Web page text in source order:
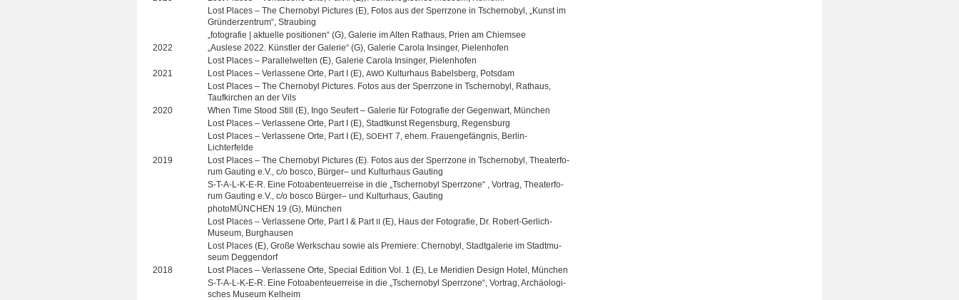
Lost Pla­ces – The Cher­no­byl Pic­tures (E), Fotos aus der Sperr­zone in Tscher­no­byl, „Kunst im
Grün­der­zen­trum“, Straubing
„foto­gra­fie | aktu­elle posi­tio­nen“ (G), Gale­rie im Alten Rat­haus, Prien am Chiemsee
2022
„Aus­lese 2022. Künst­ler der Gale­rie“ (G), Gale­rie Carola Insin­ger, Pielenhofen
Lost Pla­ces – Par­al­lel­wel­ten (E), Gale­rie Carola Insin­ger, Pielenhofen
2021
Lost Pla­ces – Ver­las­sene Orte, Part I (E), AWO Kul­tur­haus Babels­berg, Potsdam
Lost Pla­ces – The Cher­no­byl Pic­tures. Fotos aus der Sperr­zone in Tscher­no­byl, Rat­haus,
Tauf­kir­chen an der Vils
2020
When Time Stood Still (E), Ingo Seu­fert – Gale­rie für Foto­gra­fie der Gegen­wart, München
Lost Pla­ces – Ver­las­sene Orte, Part I (E), Stadt­kunst Regens­burg, Regensburg
Lost Pla­ces – Ver­las­sene Orte, Part I (E), SOEHT 7, ehem. Frau­en­ge­fäng­nis, Berlin-
Lichterfelde
2019
Lost Pla­ces – The Cher­no­byl Pic­tures (E). Fotos aus der Sperr­zone in Tscher­no­byl, Thea­ter­fo­
rum Gau­ting e.V., c/o bosco, Bür­ger– und Kul­tur­haus Gauting
S-T-A-L-K-E-R. Eine Foto­aben­teu­er­reise in die „Tscher­no­byl Sperr­zone“ , Vor­trag, Thea­ter­fo­
rum Gau­ting e.V., c/o bosco Bür­ger– und Kul­tur­haus, Gauting
pho­to­MÜN­CHEN 19 (G), München
Lost Pla­ces – Ver­las­sene Orte, Part I & Part II (E), Haus der Foto­gra­fie, Dr. Robert-Gerlich-
Museum, Burghausen
Lost Pla­ces (E), Große Werk­schau sowie als Pre­miere: Cher­no­byl, Stadt­ga­le­rie im Stadt­mu­
seum Deggendorf
2018
Lost Pla­ces – Ver­las­sene Orte, Spe­cial Edi­tion Vol. 1 (E), Le Meri­dien Design Hotel, München
S-T-A-L-K-E-R. Eine Foto­aben­teu­er­reise in die „Tscher­no­byl Sperr­zone“, Vor­trag, Archäo­lo­gi­
sches Museum Kelheim